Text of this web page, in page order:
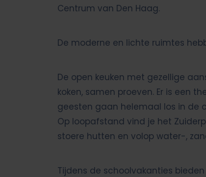
Centrum van Den Haag.
De moderne en lichte ruimtes
De open keuken met gezellige
koken, samen proeven. Er is een
geesten gaan helemaal los in de
Op loopafstand vind je het
stoere hutten en volop water-,
Tijdens de schoolvakanties